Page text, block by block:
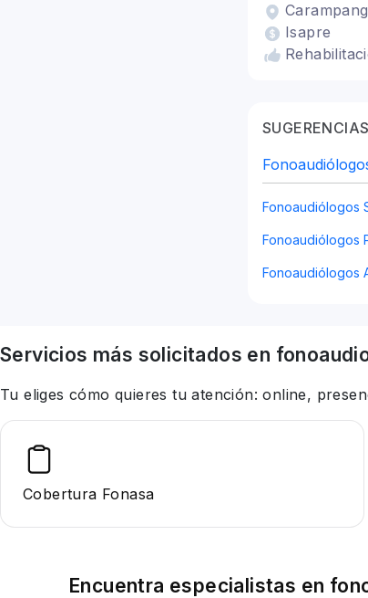
Isapre
Fonoaudiólogos
Fonoaudiólogos
Fonoaudiólogos
Servicios más solicitados en
Tu eliges cómo quieres tu atención: online,
Cobertura Fonasa
Encuentra especialistas en